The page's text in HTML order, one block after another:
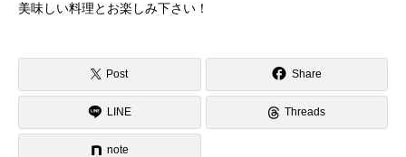
美味しい料理とお楽しみ下さい！
Post Share
LINE Threads
note